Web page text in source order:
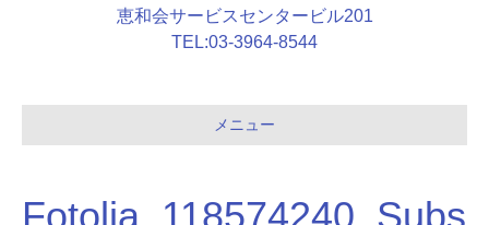
恵和会サービスセンタービル201
TEL:03-3964-8544
メニュー
Fotolia_118574240_Subs